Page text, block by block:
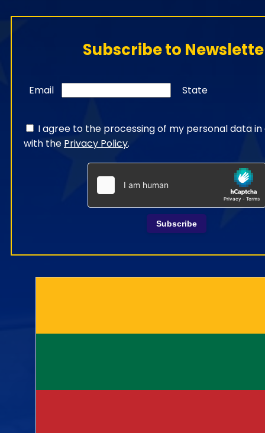
Subscribe to
Email State
I agree to the processing of my personal data
with the Privacy Policy.
Subscribe